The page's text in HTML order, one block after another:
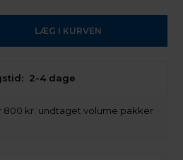
2-4 dage
800 kr. undtaget volume pakker